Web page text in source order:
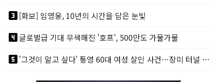
looks_3[화보] 임영웅, 10년의 시간을 담은 눈빛
looks_4글로벌급 기대 무색해진 '호프', 500만도 가물가물
looks_5
'그것이 알고 싶다' 통영 60대 여성 살인 사건…장미 터널 아래 킬러, 누구냐 넌?